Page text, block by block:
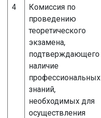
4
Комиссия по
проведению
теоретического
экзамена,
подтверждающего
наличие
профессиональных
знаний,
необходимых для
осуществления